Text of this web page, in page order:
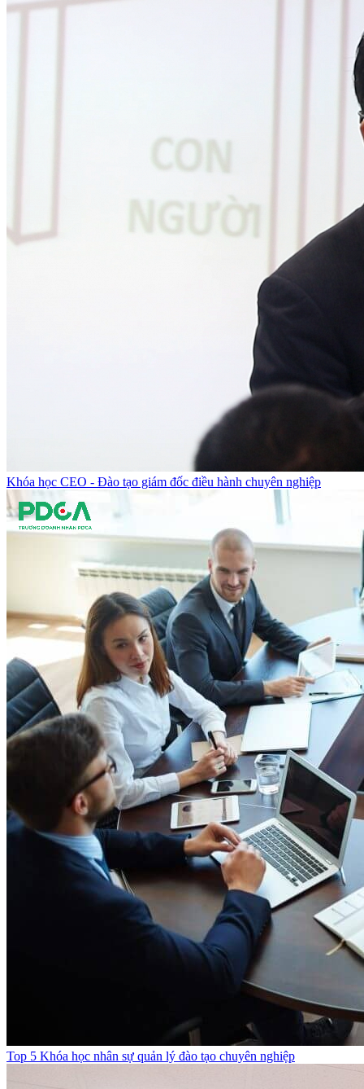
Khóa học CEO - Đào tạo giám đốc điều hành chuyên nghiệp
Top 5 Khóa học nhân sự quản lý đào tạo chuyên nghiệp